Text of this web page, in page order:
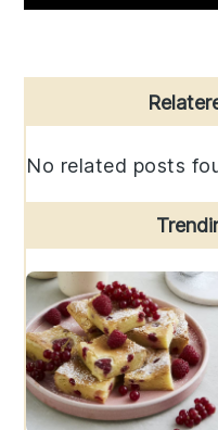
Sidebar
No related posts